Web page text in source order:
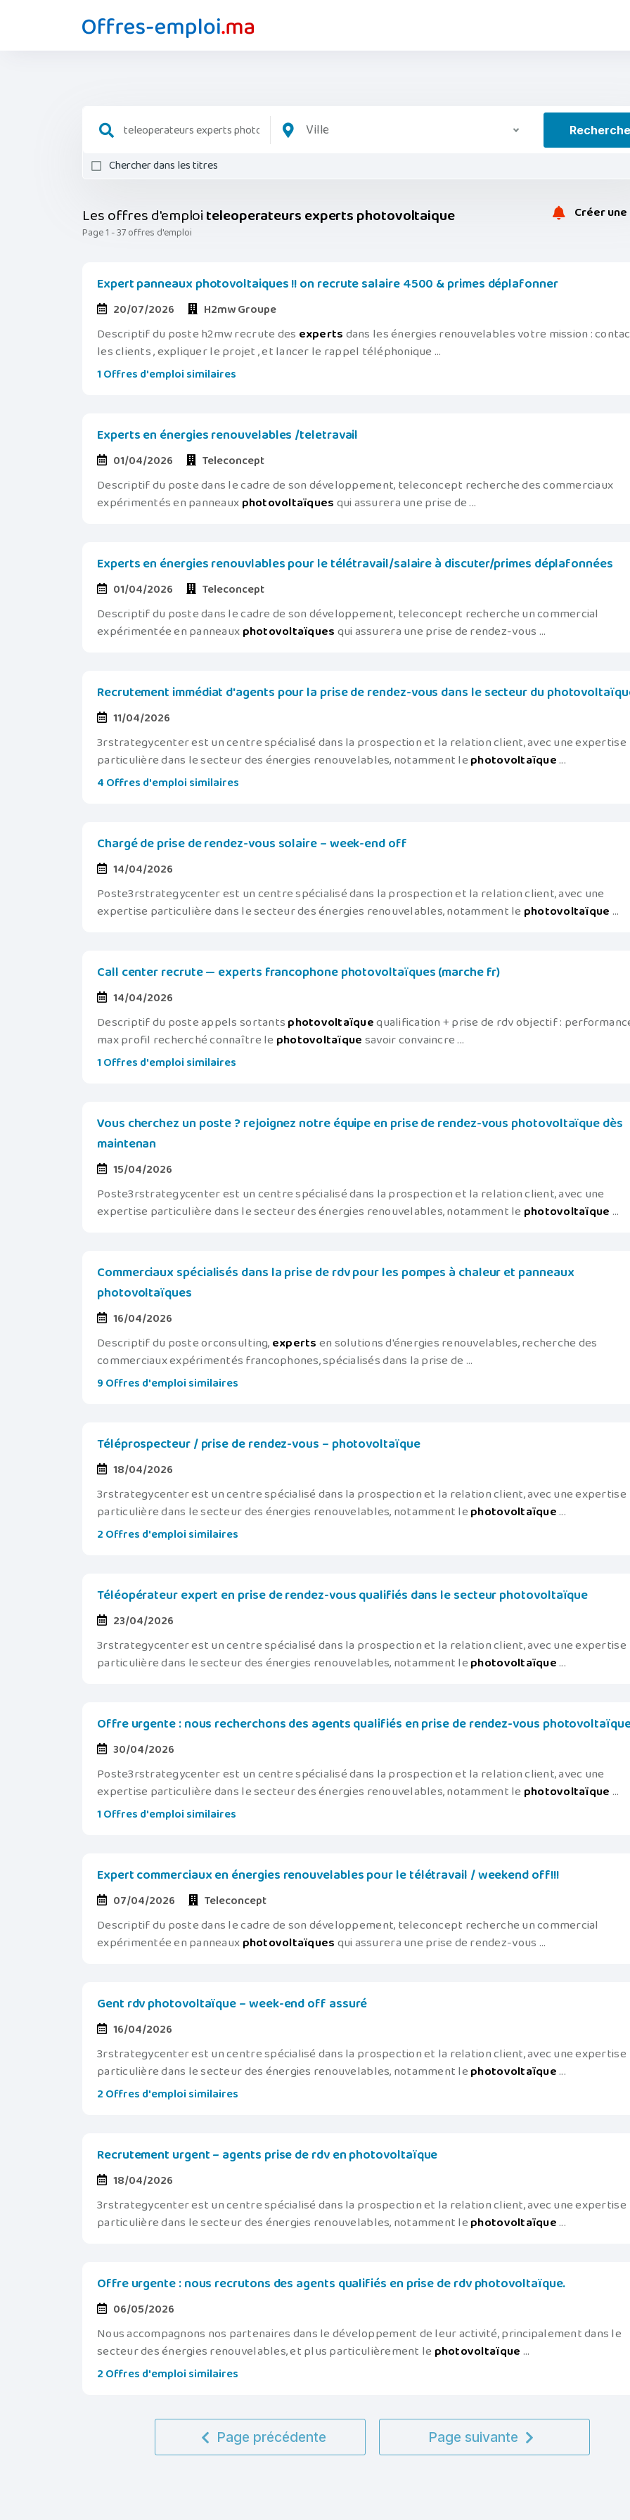
Ville Recherche
Chercher dans les titres
Les offres d'emploiteleoperateurs experts photovoltaique Créer
Page 1 - 37 offres d'emploi
Expert panneaux photovoltaiques !! on recrute salaire 4500 & primes déplafonner
20/07/2026 H2mw Groupe
Descriptif du poste h2mw recrute des expertsdans les énergies renouvelables votre mission :
les clients , expliquer le projet , et lancer le rappel téléphonique ...
1 Offres d'emploi similaires
Experts en énergies renouvelables /teletravail
01/04/2026 Teleconcept
Descriptif du poste dans le cadre de son développement, teleconcept recherche des commerciaux
expérimentés en panneauxphotovoltaïquesqui assurera une prise de ...
Experts en énergies renouvlables pour le télétravail/salaire à discuter/primes déplafonnées
01/04/2026 Teleconcept
Descriptif du poste dans le cadre de son développement, teleconcept recherche un commercial
expérimentée en panneauxphotovoltaïquesqui assurera une prise de rendez-vous ...
Recrutement immédiat d'agents pour la prise de rendez-vous dans le secteur du
11/04/2026
3rstrategycenter est un centre spécialisé dans la prospection et la relation client, avec une expertise
particulière dans le secteur des énergies renouvelables, notamment lephotovoltaïque...
4 Offres d'emploi similaires
Chargé de prise de rendez-vous solaire – week-end off
14/04/2026
Poste3rstrategycenter est un centre spécialisé dans la prospection et la relation client, avec une
expertise particulière dans le secteur des énergies renouvelables, notamment le photovoltaïque ...
Call center recrute — experts francophone photovoltaïques (marche fr)
14/04/2026
Descriptif du poste appels sortantsphotovoltaïquequalification + prise de rdv objectif :
max profil recherché connaître le photovoltaïquesavoir convaincre ...
1 Offres d'emploi similaires
Vous cherchez un poste ? rejoignez notre équipe en prise de rendez-vous photovoltaïque dès
maintenan
15/04/2026
Poste3rstrategycenter est un centre spécialisé dans la prospection et la relation client, avec une
expertise particulière dans le secteur des énergies renouvelables, notamment le photovoltaïque ...
Commerciaux spécialisés dans la prise de rdv pour les pompes à chaleur et panneaux
photovoltaïques
16/04/2026
Descriptif du poste orconsulting,expertsen solutions d'énergies renouvelables, recherche des
commerciaux expérimentés francophones, spécialisés dans la prise de ...
9 Offres d'emploi similaires
Téléprospecteur / prise de rendez-vous – photovoltaïque
18/04/2026
3rstrategycenter est un centre spécialisé dans la prospection et la relation client, avec une expertise
particulière dans le secteur des énergies renouvelables, notamment lephotovoltaïque...
2 Offres d'emploi similaires
Téléopérateur expert en prise de rendez-vous qualifiés dans le secteur photovoltaïque
23/04/2026
3rstrategycenter est un centre spécialisé dans la prospection et la relation client, avec une expertise
particulière dans le secteur des énergies renouvelables, notamment lephotovoltaïque...
Offre urgente : nous recherchons des agents qualifiés en prise de rendez-vous
30/04/2026
Poste3rstrategycenter est un centre spécialisé dans la prospection et la relation client, avec une
expertise particulière dans le secteur des énergies renouvelables, notamment le photovoltaïque ...
1 Offres d'emploi similaires
Expert commerciaux en énergies renouvelables pour le télétravail / weekend off!!!
07/04/2026 Teleconcept
Descriptif du poste dans le cadre de son développement, teleconcept recherche un commercial
expérimentée en panneauxphotovoltaïquesqui assurera une prise de rendez-vous ...
Gent rdv photovoltaïque – week-end off assuré
16/04/2026
3rstrategycenter est un centre spécialisé dans la prospection et la relation client, avec une expertise
particulière dans le secteur des énergies renouvelables, notamment lephotovoltaïque...
2 Offres d'emploi similaires
Recrutement urgent – agents prise de rdv en photovoltaïque
18/04/2026
3rstrategycenter est un centre spécialisé dans la prospection et la relation client, avec une expertise
particulière dans le secteur des énergies renouvelables, notamment lephotovoltaïque...
Offre urgente : nous recrutons des agents qualifiés en prise de rdv photovoltaïque.
06/05/2026
Nous accompagnons nos partenaires dans le développement de leur activité, principalement dans le
secteur des énergies renouvelables, et plus particulièrement le photovoltaïque ...
2 Offres d'emploi similaires
Page précédente Page suivante